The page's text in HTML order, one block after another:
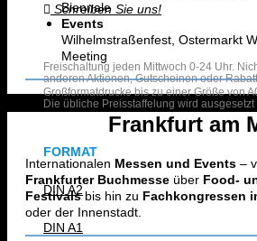
Schreiben Sie uns!
Freischaltung jeden Mittwoch 0-24 Uhr.
anderen Aktionen, Gutscheinen oder
Großformatdrucke bis zu einer Größe von
Die übliche Preisstaffelung wird ausgesetzt
FORMAT
DIN A2
DIN A1
Biennale
Events
Wilhelmstraßenfest, Ostermarkt
Meeting
Frankfurt am
Internationalen Messen und Events –
Frankfurter Buchmesse über Food-
Festivalsbis hin zu Fachkongressen
oder der Innenstadt.